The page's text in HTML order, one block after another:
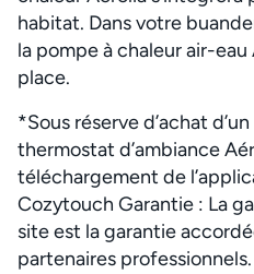
habitat. Dans votre
la pompe à chaleur air-
place.
*Sous réserve d’achat
thermostat d’ambiance
téléchargement de
Cozytouch Garantie : La
site est la garantie
partenaires